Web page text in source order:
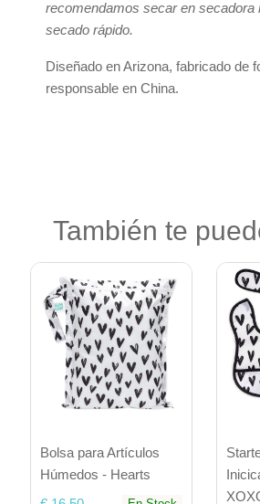
recomendamos secar en secadora
secado rápido.
Diseñado en Arizona, fabricado de
responsable en China.
También te
Bolsa para Artículos
Húmedos - Hearts